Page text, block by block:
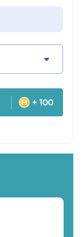
+ 100